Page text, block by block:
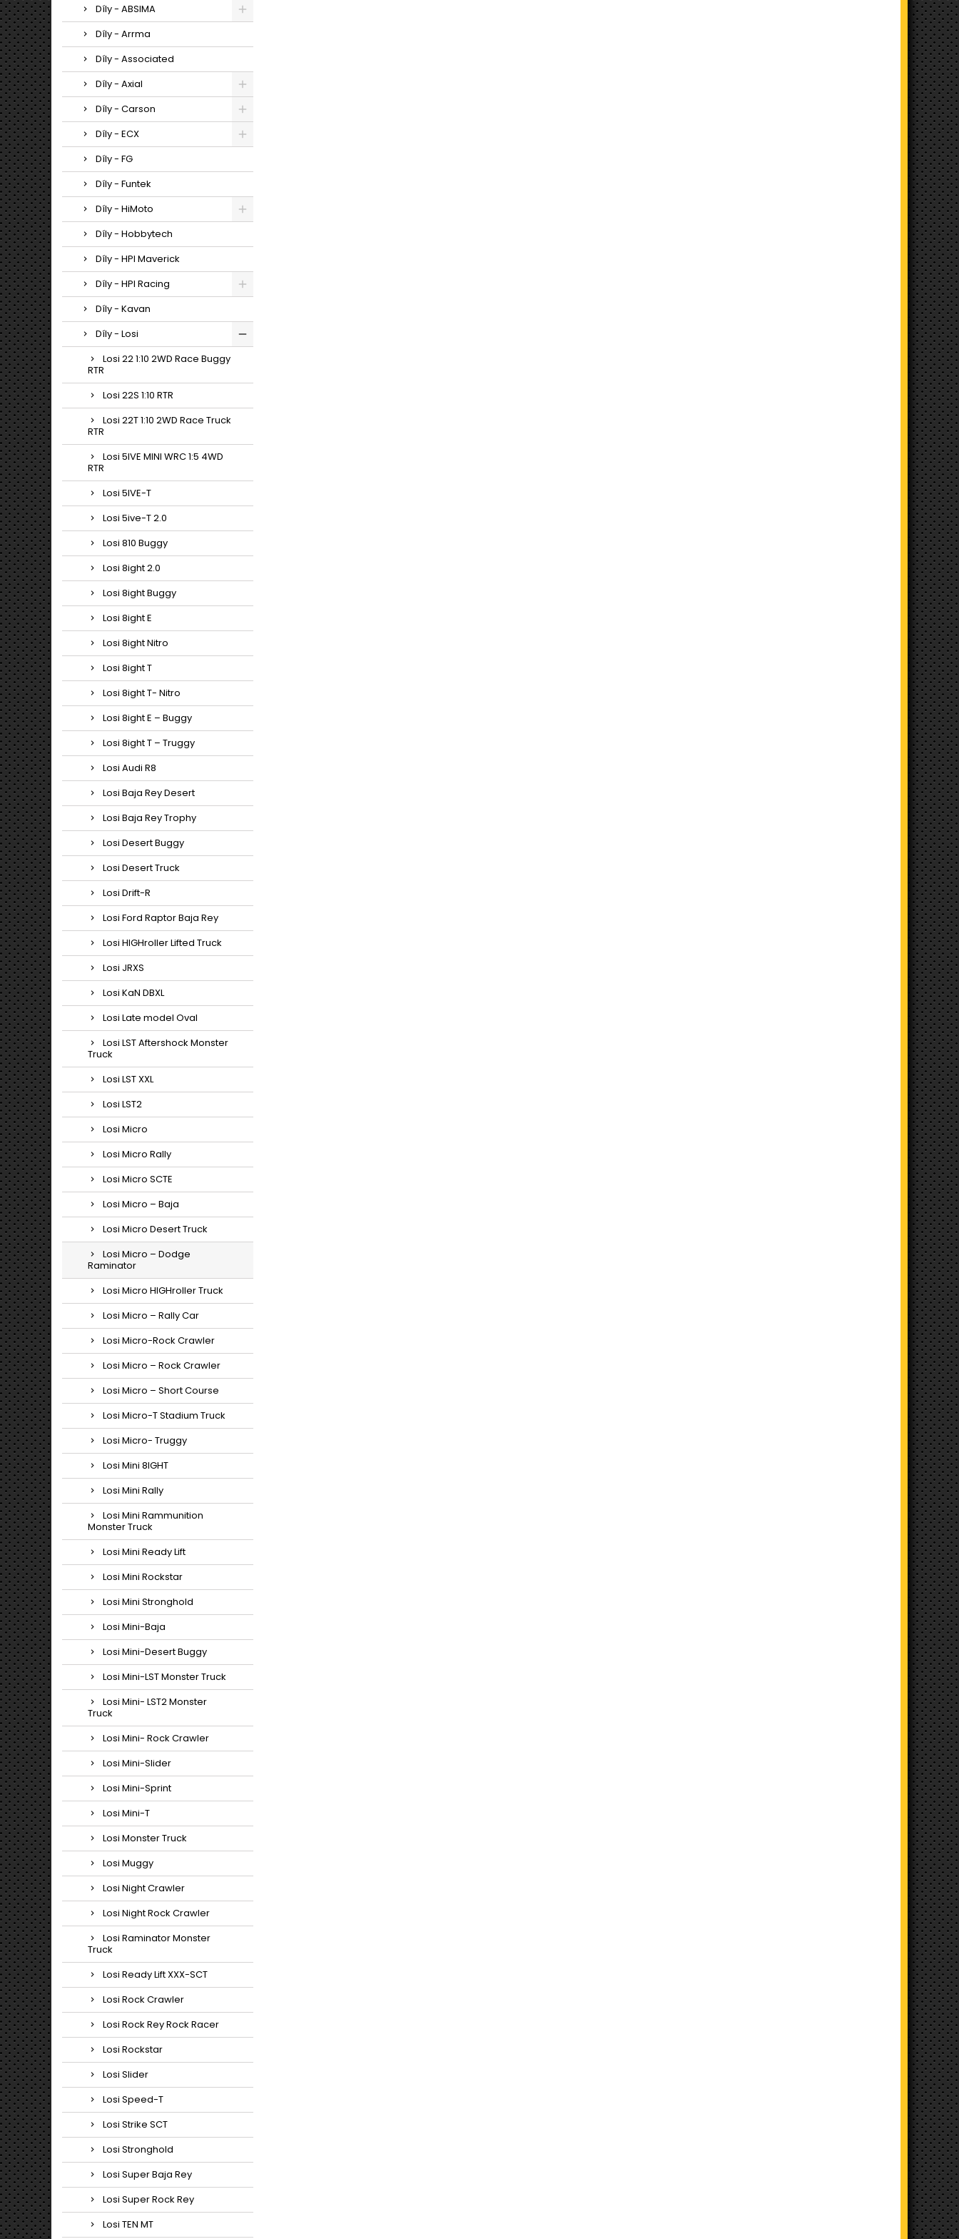
Díly - ABSIMA
Díly - Arrma
Díly - Associated
Díly - Axial
Díly - Carson
Díly - ECX
Díly - FG
Díly - Funtek
Díly - HiMoto
Díly - Hobbytech
Díly - HPI Maverick
Díly - HPI Racing
Díly - Kavan
Díly - Losi
Losi 22 1:10 2WD Race Buggy
RTR
Losi 22S 1:10 RTR
Losi 22T 1:10 2WD Race Truck
RTR
Losi 5IVE MINI WRC 1:5 4WD
RTR
Losi 5IVE-T
Losi 5ive-T 2.0
Losi 810 Buggy
Losi 8ight 2.0
Losi 8ight Buggy
Losi 8ight E
Losi 8ight Nitro
Losi 8ight T
Losi 8ight T- Nitro
Losi 8ight E – Buggy
Losi 8ight T – Truggy
Losi Audi R8
Losi Baja Rey Desert
Losi Baja Rey Trophy
Losi Desert Buggy
Losi Desert Truck
Losi Drift-R
Losi Ford Raptor Baja Rey
Losi HIGHroller Lifted Truck
Losi JRXS
Losi KaN DBXL
Losi Late model Oval
Losi LST Aftershock Monster
Truck
Losi LST XXL
Losi LST2
Losi Micro
Losi Micro Rally
Losi Micro SCTE
Losi Micro – Baja
Losi Micro Desert Truck
Losi Micro – Dodge
Raminator
Losi Micro HIGHroller Truck
Losi Micro – Rally Car
Losi Micro-Rock Crawler
Losi Micro – Rock Crawler
Losi Micro – Short Course
Losi Micro-T Stadium Truck
Losi Micro- Truggy
Losi Mini 8IGHT
Losi Mini Rally
Losi Mini Rammunition
Monster Truck
Losi Mini Ready Lift
Losi Mini Rockstar
Losi Mini Stronghold
Losi Mini-Baja
Losi Mini-Desert Buggy
Losi Mini-LST Monster Truck
Losi Mini- LST2 Monster
Truck
Losi Mini- Rock Crawler
Losi Mini-Slider
Losi Mini-Sprint
Losi Mini-T
Losi Monster Truck
Losi Muggy
Losi Night Crawler
Losi Night Rock Crawler
Losi Raminator Monster
Truck
Losi Ready Lift XXX-SCT
Losi Rock Crawler
Losi Rock Rey Rock Racer
Losi Rockstar
Losi Slider
Losi Speed-T
Losi Strike SCT
Losi Stronghold
Losi Super Baja Rey
Losi Super Rock Rey
Losi TEN MT